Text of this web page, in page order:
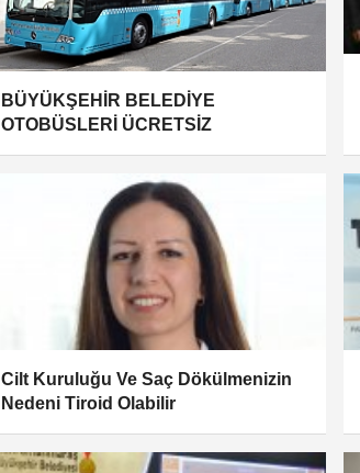
BÜYÜKŞEHİR BELEDİYE
OTOBÜSLERİ ÜCRETSİZ
Cilt Kuruluğu Ve Saç Dökülmenizin
Nedeni Tiroid Olabilir